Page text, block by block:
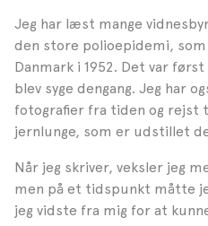
Jeg har læst mange
den store polioepidemi, som
Danmark i 1952. Det var
blev syge dengang. Jeg har
fotografier fra tiden og rejst
jernlunge, som er udstillet
Når jeg skriver, veksler jeg
men på et tidspunkt måtte
jeg vidste fra mig for at